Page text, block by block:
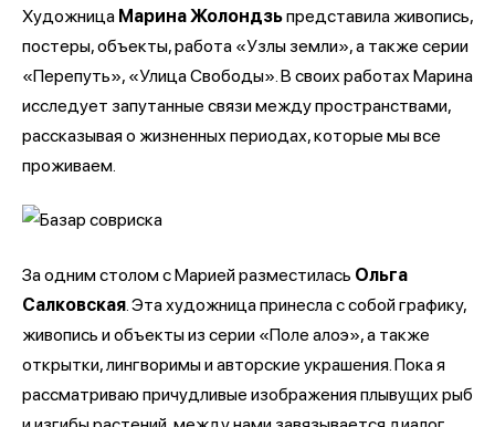
Художница Марина Жолондзьпредставила живопись,
постеры, объекты, работа «Узлы земли», а также серии
«Перепуть», «Улица Свободы». В своих работах Марина
исследует запутанные связи между пространствами,
рассказывая о жизненных периодах, которые мы все
проживаем.
За одним столом с Марией разместилась Ольга
Салковская . Эта художница принесла с собой графику,
живопись и объекты из серии «Поле алоэ», а также
открытки, лингворимы и авторские украшения. Пока я
рассматриваю причудливые изображения плывущих рыб